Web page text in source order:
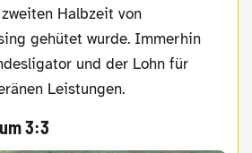
Halbzeit von
gehütet wurde. Immerhin
und der Lohn für
Leistungen.
3:3